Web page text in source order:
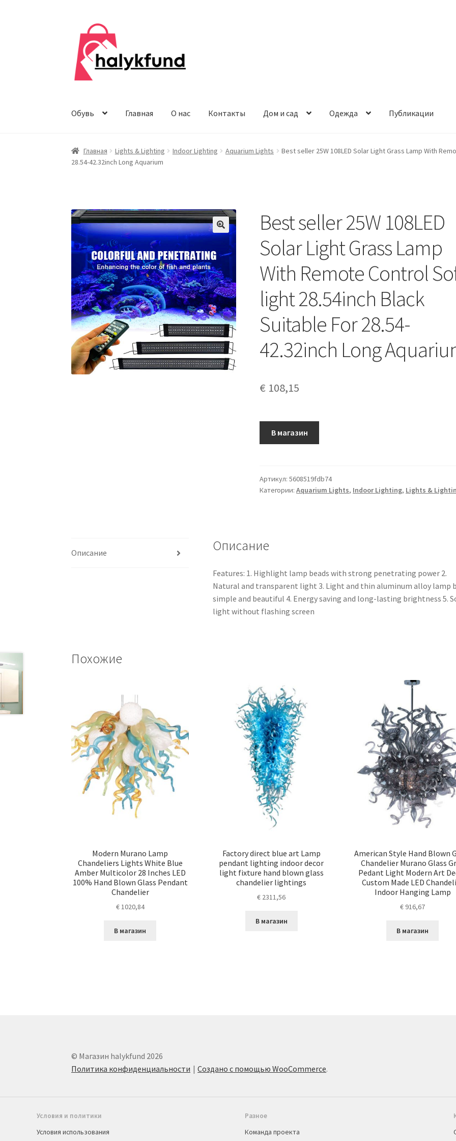
Перейти
навигации
Перейти
содержимому
Обувь Главная О нас Контакты Дом и сад Одежда Публикации
Главная Lights & Lighting Indoor Lighting Aquarium Lights
Best seller 25W 108LED Solar Light Grass Lamp With
28.54-42.32inch Long Aquarium
Best seller 25W 108LED
Solar Light Grass Lamp
With Remote Control
light 28.54inch Black
Suitable For 28.54-
42.32inch Long
€ 108,15
В магазин
Артикул:5608519fdb74
Категории:Aquarium Lights, Indoor Lighting, Lights &
Описание Описание
Features: 1. Highlight lamp beads with strong penetrating power 2.
Natural and transparent light 3. Light and thin aluminum alloy lamp
simple and beautiful 4. Energy saving and long-lasting brightness 5.
light without flashing screen
Похожие
Modern Murano Lamp
Chandeliers Lights White Blue
Amber Multicolor 28 Inches LED
100% Hand Blown Glass Pendant
Chandelier
€1020,84
В магазин
Factory direct blue art Lamp
pendant lighting indoor decor
light fixture hand blown glass
chandelier lightings
€ 2311,56
В магазин
American Style Hand Blown
Chandelier Murano Glass
Pedant Light Modern Art
Custom Made LED
Indoor Hanging Lamp
€ 916,67
В магазин
© Магазин halykfund 2026
Политика конфиденциальности
Создано с помощью WooCommerce.
Условия и политики
Условия использования
Разное
Команда проекта